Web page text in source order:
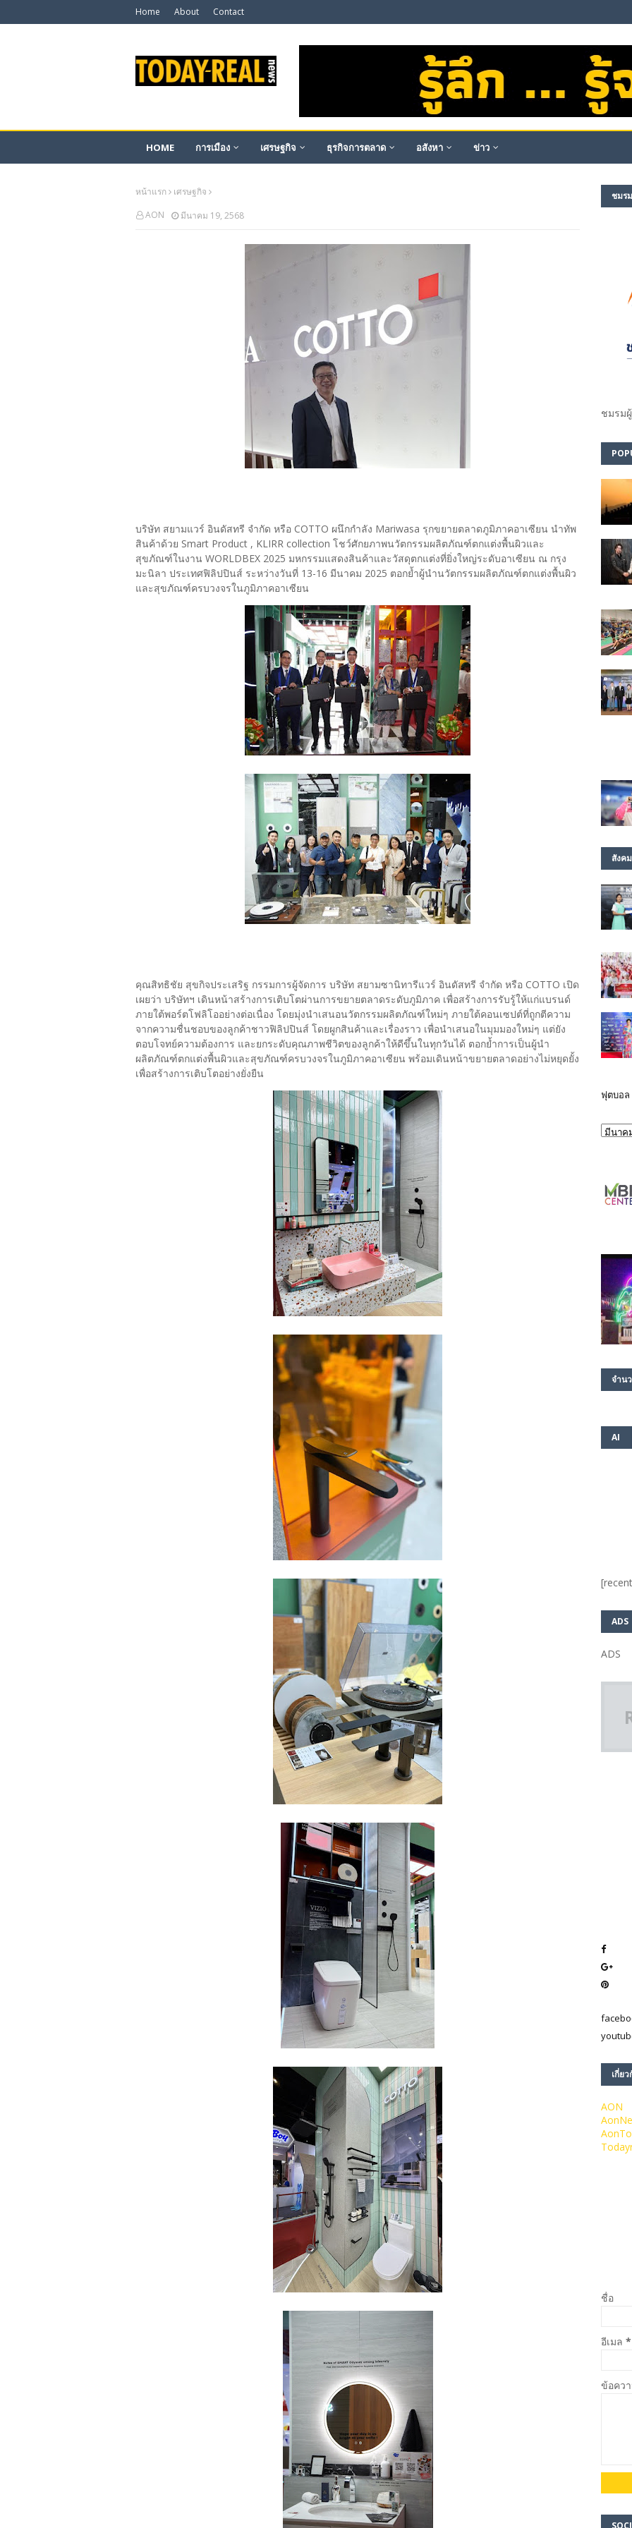
Home About Contact
HOME การเมือง เศรษฐกิจ ธุรกิจการตลาด อสังหา ข่าว
หน้าแรก
เศรษฐกิจ
AON
มีนาคม 19, 2568
บริษัท สยามแวร์ อินดัสทรี จำกัด หรือ COTTO ผนึกกำลัง Mariwasa รุกขยายตลาดภูมิภาคอาเซียน นำทัพ
สินค้าด้วย Smart Product , KLIRR collection โชว์ศักยภาพนวัตกรรมผลิตภัณฑ์ตกแต่งพื้นผิวและ
สุขภัณฑ์ในงาน WORLDBEX 2025 มหกรรมแสดงสินค้าและวัสดุตกแต่งที่ยิ่งใหญ่ระดับอาเซียน ณ กรุง
มะนิลา ประเทศฟิลิปปินส์ ระหว่างวันที่ 13-16 มีนาคม 2025 ตอกย้ำผู้นำนวัตกรรมผลิตภัณฑ์ตกแต่งพื้นผิว
และสุขภัณฑ์ครบวงจรในภูมิภาคอาเซียน
คุณสิทธิชัย สุขกิจประเสริฐ กรรมการผู้จัดการ บริษัท สยามซานิทารีแวร์ อินดัสทรี จำกัด หรือ COTTO เปิด
เผยว่า บริษัทฯ เดินหน้าสร้างการเติบโตผ่านการขยายตลาดระดับภูมิภาค เพื่อสร้างการรับรู้ให้แก่แบรนด์
ภายใต้พอร์ตโฟลิโออย่างต่อเนื่อง โดยมุ่งนำเสนอนวัตกรรมผลิตภัณฑ์ใหม่ๆ ภายใต้คอนเซปต์ที่ถูกตีความ
จากความชื่นชอบของลูกค้าชาวฟิลิปปินส์ โดยผูกสินค้าและเรื่องราว เพื่อนำเสนอในมุมมองใหม่ๆ แต่ยัง
ตอบโจทย์ความต้องการ และยกระดับคุณภาพชีวิตของลูกค้าให้ดีขึ้นในทุกวันได้ ตอกย้ำการเป็นผู้นำ
ผลิตภัณฑ์ตกแต่งพื้นผิวและสุขภัณฑ์ครบวงจรในภูมิภาคอาเซียน พร้อมเดินหน้าขยายตลาดอย่างไม่หยุดยั้ง
เพื่อสร้างการเติบโตอย่างยั่งยืน
ชมร
ชมรม​
สังคม
ฟุตบอล
จำน
AI
ADS
ADS
เกี่ย
AON
ชื่อ
อีเมล *
ข้อคว